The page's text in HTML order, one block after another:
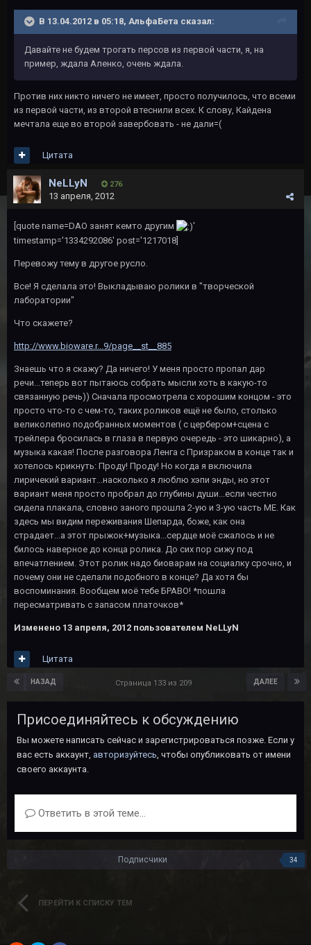
В 13.04.2012 в 05:18, АльфаБета сказал:
Давайте не будем трогать персов из первой части, я, на
пример, ждала Аленко, очень ждала.
Против них никто ничего не имеет, просто получилось, что всеми
из первой части, из второй втеснили всех. К слову, Кайдена
мечтала еще во второй завербовать - не дали=(
Цитата
NeLLyN 276
13 апреля, 2012
[quote name=DAO занят кемто другим
'
timestamp='1334292086' post='1217018]
Перевожу тему в другое русло.
Все! Я сделала это! Выкладываю ролики в "творческой
лаборатории"
Что скажете?
http://www.bioware.r...9/page__st__885
Знаешь что я скажу? Да ничего! У меня просто пропал дар
речи...теперь вот пытаюсь собрать мысли хоть в какую-то
связанную речь)) Сначала просмотрела с хорошим концом - это
просто что-то с чем-то, таких роликов ещё не было, столько
великолепно подобранных моментов ( с цербером+сцена с
трейлера бросилась в глаза в первую очередь - это шикарно), а
музыка какая! После разговора Ленга с Призраком в конце так и
хотелось крикнуть: Проду! Проду! Но когда я включила
лиричекий вариант...насколько я люблю хэпи энды, но этот
вариант меня просто пробрал до глубины души...если честно
сидела плакала, словно заного прошла 2-ую и 3-ую часть МЕ. Как
здесь мы видим переживания Шепарда, боже, как она
страдает...а этот прыжок+музыка...сердце моё сжалось и не
билось наверное до конца ролика. До сих пор сижу под
впечатлением. Этот ролик надо биоварам на социалку срочно, и
почему они не сделали подобного в конце? Да хотя бы
воспоминания. Вообщем моё тебе БРАВО! *пошла
пересматривать с запасом платочков*
Изменено 13 апреля, 2012 пользователем NeLLyN
Цитата
НАЗАД ДАЛЕЕ
Страница 133 из 209
Присоединяйтесь к обсуждению
Вы можете написать сейчас и зарегистрироваться позже. Если у
вас есть аккаунт, авторизуйтесь, чтобы опубликовать от имени
своего аккаунта.
Ответить в этой теме...
Подписчики 34
ПЕРЕЙТИ К СПИСКУ ТЕМ